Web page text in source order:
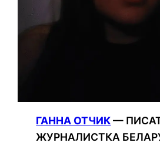
ГАННА ОТЧИК—
ЖУРНАЛИСТКА